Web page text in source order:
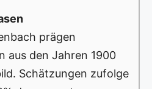
prägen
aus den Jahren 1900
Schätzungen zufolge